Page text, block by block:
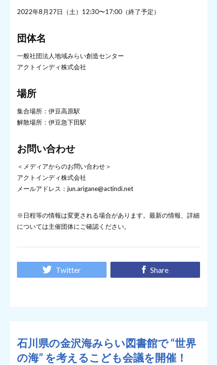
2022年8月27日（土）12:30〜17:00（終了予定）
団体名
一般社団法人地域みらい創造センター
アクトインディ株式会社
場所
集合場所：伊豆高原駅
解散場所：伊豆急下田駅
お問い合わせ
＜メディアからのお問い合わせ＞
アクトインディ株式会社
メールアドレス：jun.arigane@actindi.net
※日程等の情報は変更される場合があります。最新の情報、詳細
については主催団体にご確認ください。
Twitter Share
石川県の金沢海みらい図書館で “世界
の海” を考えるこども会議を開催！